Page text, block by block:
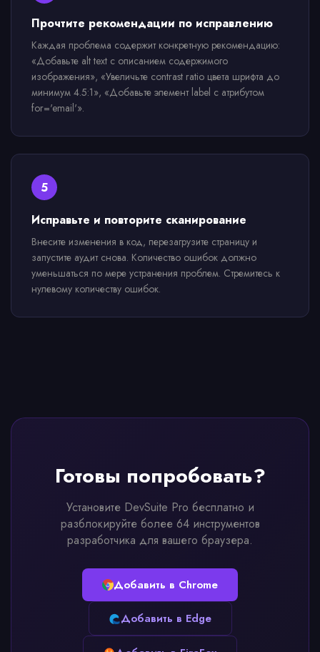
Прочтите рекомендации по исправлению
Каждая проблема содержит конкретную рекомендацию:
«Добавьте alt text с описанием содержимого
изображения», «Увеличьте contrast ratio цвета шрифта до
минимум 4.5:1», «Добавьте элемент label с атрибутом
for='email'».
5
Исправьте и повторите сканирование
Внесите изменения в код, перезагрузите страницу и
запустите аудит снова. Количество ошибок должно
уменьшаться по мере устранения проблем. Стремитесь к
нулевому количеству ошибок.
Готовы попробовать?
Установите DevSuite Pro бесплатно и
разблокируйте более 64 инструментов
разработчика для вашего браузера.
Добавить в Chrome
Добавить в Edge